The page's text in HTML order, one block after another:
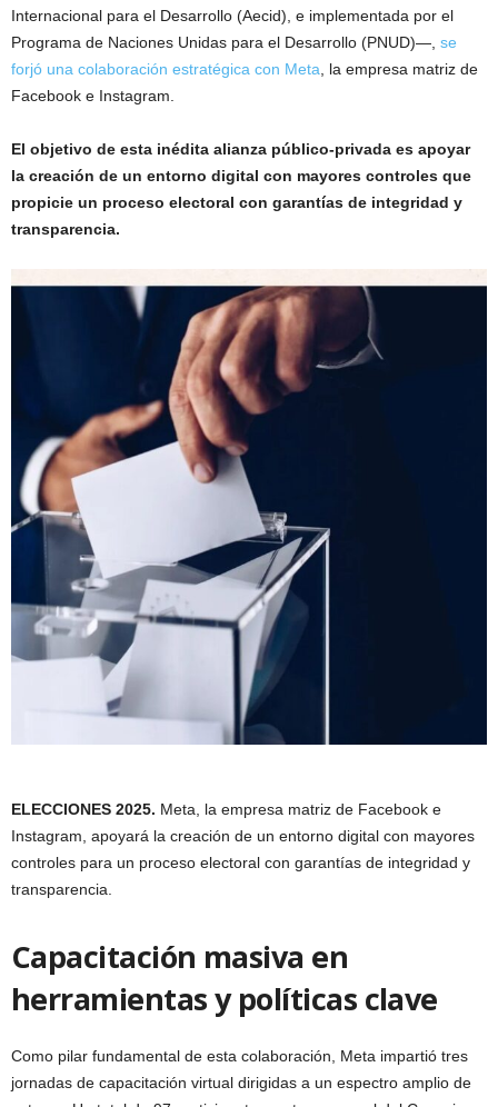
Internacional para el Desarrollo (Aecid), e implementada por el
Programa de Naciones Unidas para el Desarrollo (PNUD)—, se
forjó una colaboración estratégica con Meta, la empresa matriz de
Facebook e Instagram.
El objetivo de esta inédita alianza público-privada es apoyar
la creación de un entorno digital con mayores controles que
propicie un proceso electoral con garantías de integridad y
transparencia.
ELECCIONES 2025. Meta, la empresa matriz de Facebook e
Instagram, apoyará la creación de un entorno digital con mayores
controles para un proceso electoral con garantías de integridad y
transparencia.
Capacitación masiva en
herramientas y políticas clave
Como pilar fundamental de esta colaboración, Meta impartió tres
jornadas de capacitación virtual dirigidas a un espectro amplio de